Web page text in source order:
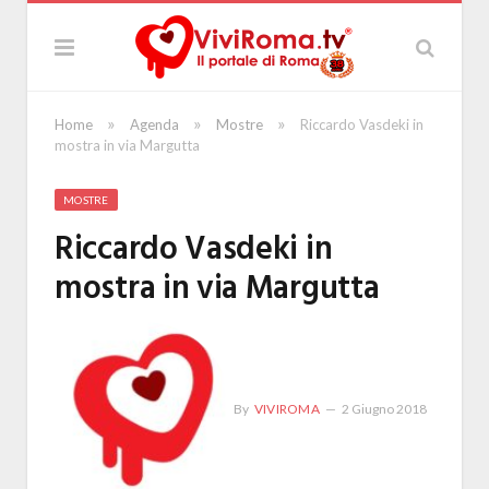
Home » Agenda » Mostre »
Riccardo Vasdeki in
mostra in via Margutta
MOSTRE
Riccardo Vasdeki in
mostra in via Margutta
By VIVIROMA 2 Giugno 2018